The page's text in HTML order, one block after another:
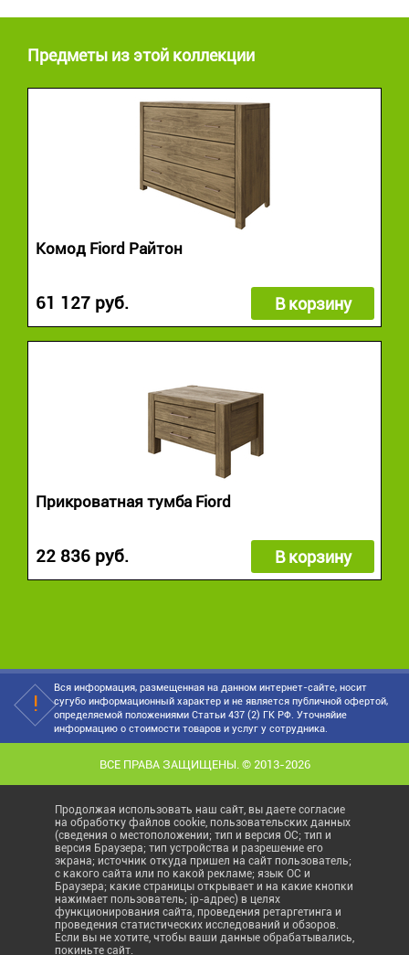
Предметы из этой коллекции
Комод Fiord Райтон
61 127 руб. В корзину
Прикроватная тумба Fiord
22 836 руб. В корзину
Вся информация, размещенная на данном интернет-сайте, носит
сугубо информационный характер и не является публичной офертой,
определяемой положениями Статьи 437 (2) ГК РФ. Уточняйие
информацию о стоимости товаров и услуг у сотрудника.
ВСЕ ПРАВА ЗАЩИЩЕНЫ. © 2013-2026
Продолжая использовать наш сайт, вы даете согласие
на обработку файлов cookie, пользовательских данных
(сведения о местоположении; тип и версия ОС; тип и
версия Браузера; тип устройства и разрешение его
экрана; источник откуда пришел на сайт пользователь;
с какого сайта или по какой рекламе; язык ОС и
Браузера; какие страницы открывает и на какие кнопки
нажимает пользователь; ip-адрес) в целях
функционирования сайта, проведения ретаргетинга и
проведения статистических исследований и обзоров.
Если вы не хотите, чтобы ваши данные обрабатывались,
покиньте сайт.